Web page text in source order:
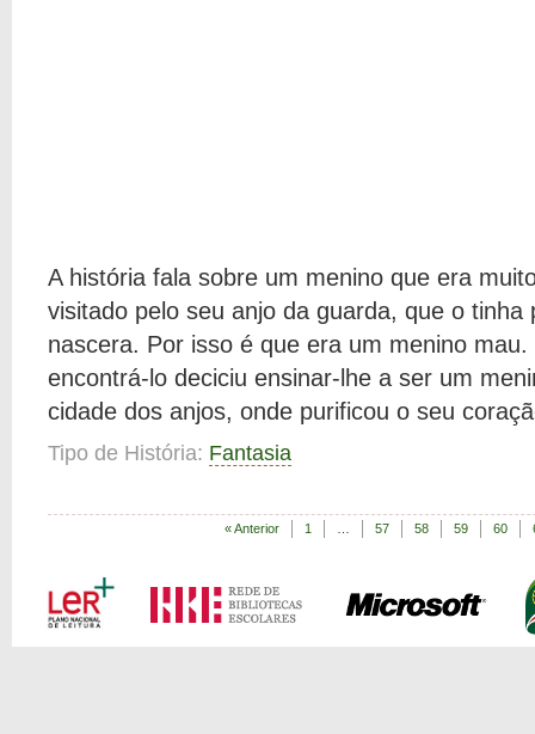
A história fala sobre um menino que era
visitado pelo seu anjo da guarda, que o tinha
nascera. Por isso é que era um menino
encontrá-lo deciciu ensinar-lhe a ser um
cidade dos anjos, onde purificou o seu
Tipo de História: Fantasia
« Anterior 1 57 58 59 60